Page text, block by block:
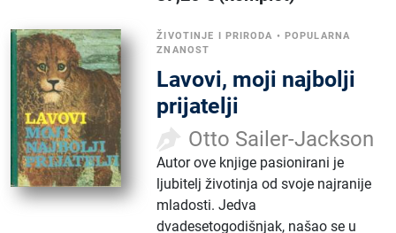
ŽIVOTINJE I PRIRODA • POPULARNA
ZNANOST
Lavovi, moji najbolji
prijatelji
Otto Sailer-Jackson
Autor ove knjige pasionirani je
ljubitelj životinja od svoje najranije
mladosti. Jedva
dvadesetogodišnjak, našao se u